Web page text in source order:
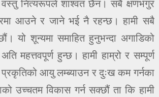
नित्यरूपले शाश्वत छैन। सबै क्षणभंगुर
आउने र जाने भई नै रहन्छ। हामी सबै
यो शून्यमा समाहित हुनुभन्दा अगाडिको
महत्तवपूर्ण हुन्छ। हामी हाम्रो र सम्पूर्ण
आयु लम्ब्याउन र दुःख कम गर्नका
उच्चतम विकास गर्न सक्छौं ता कि हामी